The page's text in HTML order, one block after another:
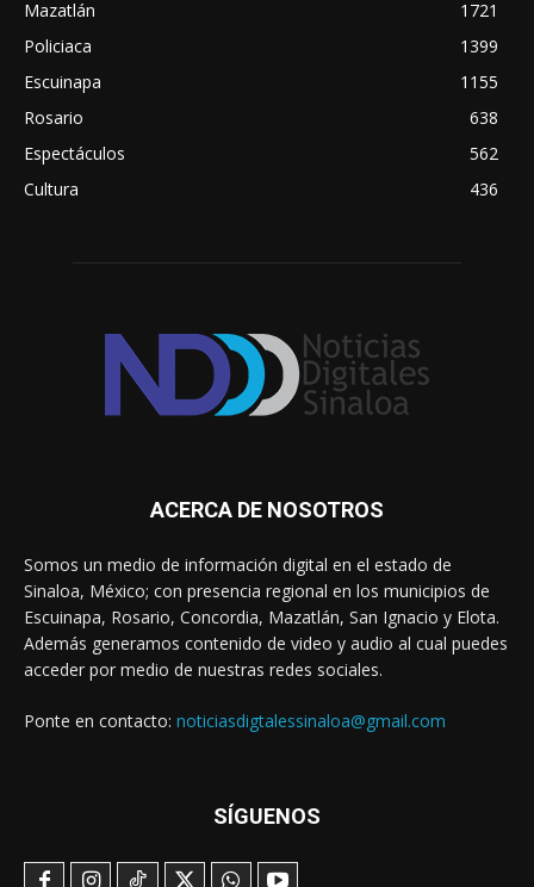
Mazatlán
1721
Policiaca
1399
Escuinapa
1155
Rosario
638
Espectáculos
562
Cultura
436
ACERCA DE NOSOTROS
Somos un medio de información digital en el estado de
Sinaloa, México; con presencia regional en los municipios de
Escuinapa, Rosario, Concordia, Mazatlán, San Ignacio y Elota.
Además generamos contenido de video y audio al cual puedes
acceder por medio de nuestras redes sociales.
Ponte en contacto: noticiasdigtalessinaloa@gmail.com
SÍGUENOS